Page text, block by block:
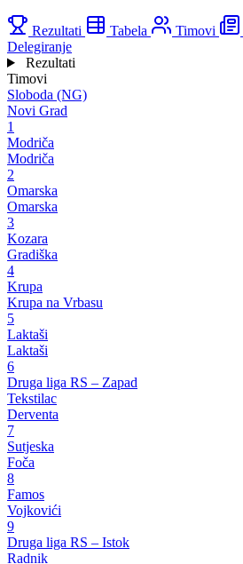
Rezultati Tabela Timovi
Delegiranje
Rezultati
Timovi
Sloboda (NG)
Novi Grad
1
Modriča
Modriča
2
Omarska
Omarska
3
Kozara
Gradiška
4
Krupa
Krupa na Vrbasu
5
Laktaši
Laktaši
6
Druga liga RS – Zapad
Tekstilac
Derventa
7
Sutjeska
Foča
8
Famos
Vojkovići
9
Druga liga RS – Istok
Radnik